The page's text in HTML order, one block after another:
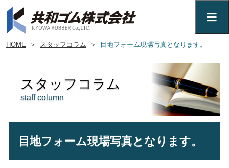
HOME ＞ スタッフコラム ＞ 目地フォーム現場写真となります。
スタッフコラム
staff column
目地フォーム現場写真となります。